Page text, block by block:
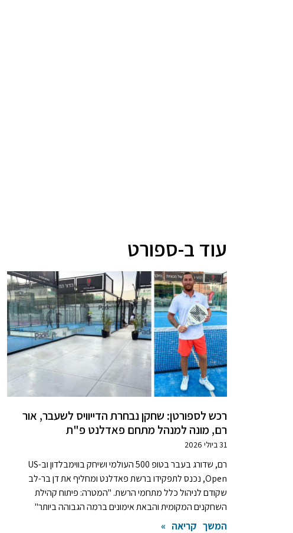
עוד ב-ספורט
רכש לספורטן: שחקן נבחרת הדייוויס לשעבר, אור
רם, מונה למנהל מתחם פאדלנט פ"ת
31 ביולי 2026
רם, שדורג בעבר בטופ 500 העולמי ושיחק בווימבלדון וב-US
Open, נכנס לתפקידו ברשת פאדלנט ומחליף את דן בר-לב
שקודם לניהול כלל מתחמי הרשת. "המטרה: פיתוח קהילת
השחקנים המקומית והבאת אימונים ברמה הגבוהה ביותר"
המשך קריאה »